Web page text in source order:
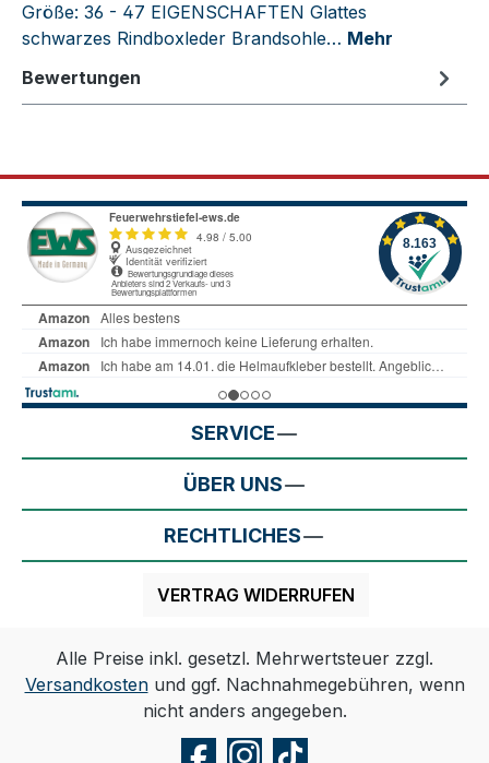
Größe: 36 - 47 EIGENSCHAFTEN Glattes
schwarzes Rindboxleder Brandsohle… Mehr
Bewertungen
SERVICE
ÜBER UNS
RECHTLICHES
VERTRAG WIDERRUFEN
Alle Preise inkl. gesetzl. Mehrwertsteuer zzgl.
Versandkostenund ggf. Nachnahmegebühren, wenn
nicht anders angegeben.